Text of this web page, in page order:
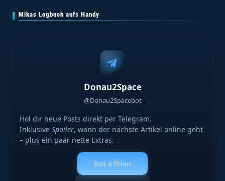
Mikas Logbuch aufs Handy
Donau2Space
@Donau2Spacebot
Hol dir neue Posts direkt per Telegram.
InklusiveSpoiler, wann der nächste Artikel online geht
– plus ein paar nette Extras.
Bot öffnen